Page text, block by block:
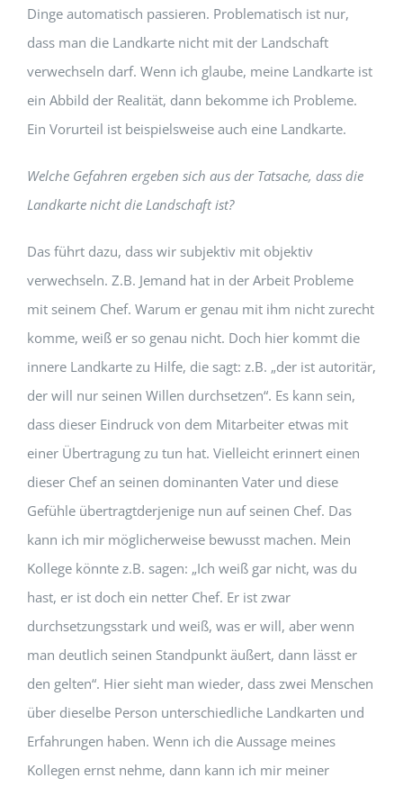
Dinge automatisch passieren. Problematisch ist nur,
dass man die Landkarte nicht mit der Landschaft
verwechseln darf. Wenn ich glaube, meine Landkarte ist
ein Abbild der Realität, dann bekomme ich Probleme.
Ein Vorurteil ist beispielsweise auch eine Landkarte.
Welche Gefahren ergeben sich aus der Tatsache, dass die
Landkarte nicht die Landschaft ist?
Das führt dazu, dass wir subjektiv mit objektiv
verwechseln. Z.B. Jemand hat in der Arbeit Probleme
mit seinem Chef. Warum er genau mit ihm nicht zurecht
komme, weiß er so genau nicht. Doch hier kommt die
innere Landkarte zu Hilfe, die sagt: z.B. „der ist autoritär,
der will nur seinen Willen durchsetzen“. Es kann sein,
dass dieser Eindruck von dem Mitarbeiter etwas mit
einer Übertragung zu tun hat. Vielleicht erinnert einen
dieser Chef an seinen dominanten Vater und diese
Gefühle übertragtderjenige nun auf seinen Chef. Das
kann ich mir möglicherweise bewusst machen. Mein
Kollege könnte z.B. sagen: „Ich weiß gar nicht, was du
hast, er ist doch ein netter Chef. Er ist zwar
durchsetzungsstark und weiß, was er will, aber wenn
man deutlich seinen Standpunkt äußert, dann lässt er
den gelten“. Hier sieht man wieder, dass zwei Menschen
über dieselbe Person unterschiedliche Landkarten und
Erfahrungen haben. Wenn ich die Aussage meines
Kollegen ernst nehme, dann kann ich mir meiner